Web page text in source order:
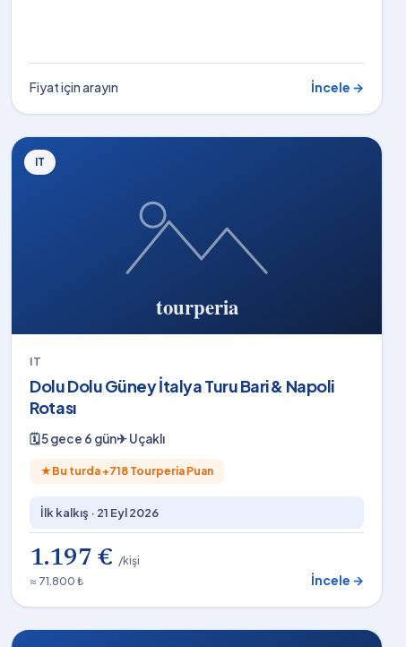
Fiyat için arayın İncele →
IT
IT
Dolu Dolu Güney İtalya Turu Bari & Napoli
Rotası
🗓5 gece 6 gün✈Uçaklı
★ Bu turda +718 Tourperia Puan
İlk kalkış · 21 Eyl 2026
1.197 € /kişi
≈ 71.800 ₺
İncele →